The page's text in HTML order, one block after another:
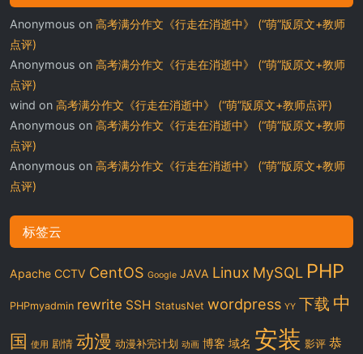
Anonymous on 高考满分作文《行走在消逝中》 (“萌”版原文+教师
点评)
Anonymous on 高考满分作文《行走在消逝中》 (“萌”版原文+教师
点评)
wind on 高考满分作文《行走在消逝中》 (“萌”版原文+教师点评)
Anonymous on 高考满分作文《行走在消逝中》 (“萌”版原文+教师
点评)
Anonymous on 高考满分作文《行走在消逝中》 (“萌”版原文+教师
点评)
标签云
Apache CCTV CentOS Google JAVA Linux MySQL PHP
PHPmyadmin rewrite SSH StatusNet wordpress YY 下载 中
国 使用 剧情 动漫 动漫补完计划 动画 博客 域名 安装 影评 恭